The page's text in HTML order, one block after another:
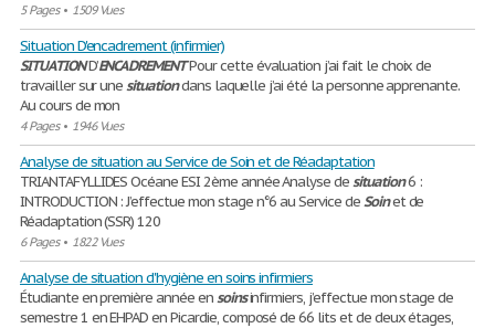
5 Pages• 1509 Vues
Situation D'encadrement (infirmier)
SITUATIOND’ENCADREMENTPour cette évaluation j’ai fait le choix de
travailler sur unesituationdans laquelle j’ai été la personne apprenante.
Au cours de mon
4 Pages• 1946 Vues
Analyse de situation au Service de Soin et de Réadaptation
TRIANTAFYLLIDES Océane ESI 2ème année Analyse desituation6 :
INTRODUCTION : J’effectue mon stage n°6 au Service deSoinet de
Réadaptation (SSR) 120
6 Pages• 1822 Vues
Analyse de situation d'hygiène en soins infirmiers
Étudiante en première année ensoinsinfirmiers, j’effectue mon stage de
semestre 1 en EHPAD en Picardie, composé de 66 lits et de deux étages,